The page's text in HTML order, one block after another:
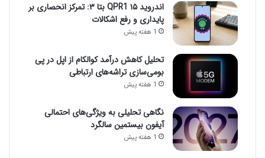
اندروید ۱۵ QPR1 بتا ۳: تمرکز انحصاری بر
پایداری و رفع اشکالات
1 هفته پیش
تحلیل کاهش درآمد کوالکام از اپل در پی
بومی‌سازی تراشه‌های ارتباطی
1 هفته پیش
نگاهی تحلیلی به ویژگی‌های احتمالی
آیفون بیستمین سالگرد
1 هفته پیش